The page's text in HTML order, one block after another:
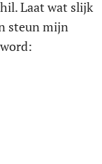
Laat wat slijk
steun mijn